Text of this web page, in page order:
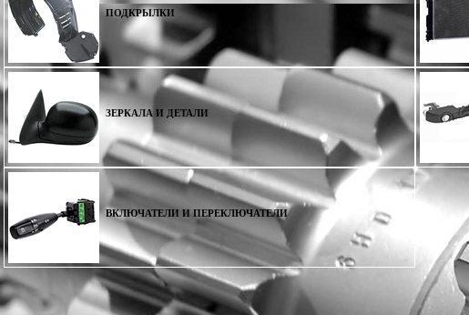
ПОДКРЫЛКИ
ЗЕРКАЛА И ДЕТАЛИ
ВКЛЮЧАТЕЛИ И ПЕРЕКЛЮЧАТЕЛИ